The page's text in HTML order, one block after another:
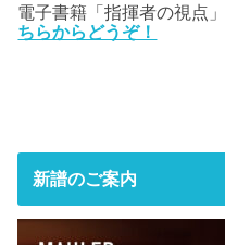
電子書籍「指揮者の視点
ちらからどうぞ！
新譜のご案内